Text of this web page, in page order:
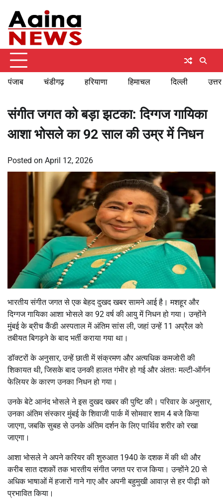
content
पंजाब चंडीगढ़ हरियाणा हिमाचल दिल्ली
संगीत जगत को बड़ा झटका: दिग्गज गायिका
आशा भोसले का 92 साल की उम्र में निधन
Posted on April 12, 2026
भारतीय संगीत जगत से एक बेहद दुखद खबर सामने आई है। मशहूर और
दिग्गज गायिका आशा भोसलेका 92 वर्ष की आयु में निधन हो गया। उन्होंने
मुंबई के ब्रीच कैंडी अस्पताल में अंतिम सांस ली, जहां उन्हें 11 अप्रैल को
तबीयत बिगड़ने के बाद भर्ती कराया गया था।
डॉक्टरों के अनुसार, उन्हें छाती में संक्रमण और अत्यधिक कमजोरी की
शिकायत थी, जिसके बाद उनकी हालत गंभीर हो गई और अंततः मल्टी-ऑर्गन
फेलियर के कारण उनका निधन हो गया।
उनके बेटे आनंद भोसले ने इस दुखद खबर की पुष्टि की। परिवार के अनुसार,
उनका अंतिम संस्कार मुंबई के शिवाजी पार्क में सोमवार शाम 4 बजे किया
जाएगा, जबकि सुबह से उनके अंतिम दर्शन के लिए पार्थिव शरीर को रखा
जाएगा।
आशा भोसले ने अपने करियर की शुरुआत 1940 के दशक में की थी और
करीब सात दशकों तक भारतीय संगीत जगत पर राज किया। उन्होंने 20 से
अधिक भाषाओं में हजारों गाने गाए और अपनी बहुमुखी आवाज़ से हर पीढ़ी को
प्रभावित किया।